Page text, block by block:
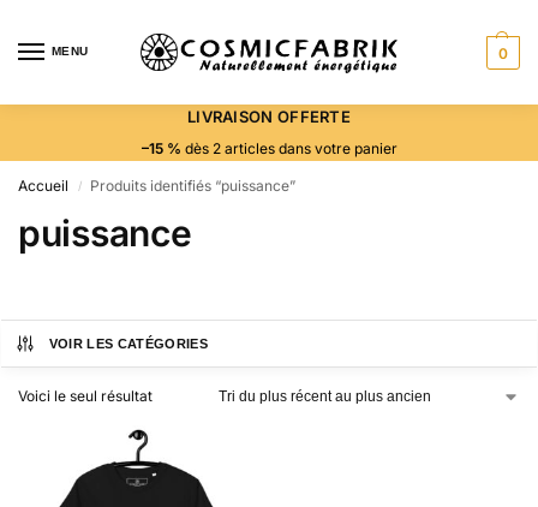
MENU 0
LIVRAISON OFFERTE
–15 % dès 2 articles dans votre panier
Accueil / Produits identifiés “puissance”
puissance
VOIR LES CATÉGORIES
Voici le seul résultat